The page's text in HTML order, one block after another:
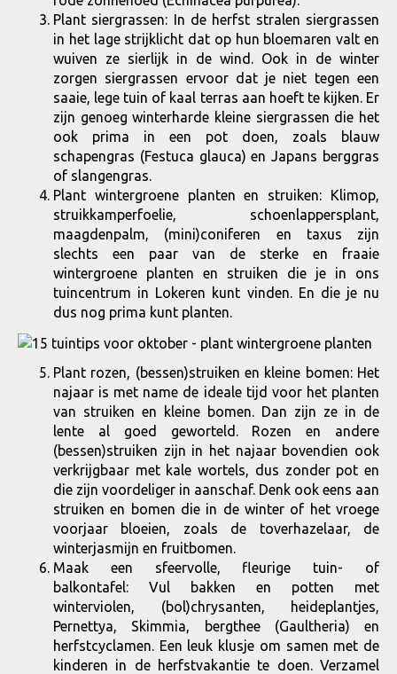
Plant siergrassen: In de herfst stralen siergrassen
in het lage strijklicht dat op hun bloemaren valt en
wuiven ze sierlijk in de wind. Ook in de winter
zorgen siergrassen ervoor dat je niet tegen een
saaie, lege tuin of kaal terras aan hoeft te kijken. Er
zijn genoeg winterharde kleine siergrassen die het
ook prima in een pot doen, zoals blauw
schapengras (Festuca glauca) en Japans berggras
of slangengras.
Plant wintergroene planten en struiken: Klimop,
struikkamperfoelie, schoenlappersplant,
maagdenpalm, (mini)coniferen en taxus zijn
slechts een paar van de sterke en fraaie
wintergroene planten en struiken die je in ons
tuincentrum in Lokeren kunt vinden. En die je nu
dus nog prima kunt planten.
Plant rozen, (bessen)struiken en kleine bomen: Het
najaar is met name de ideale tijd voor het planten
van struiken en kleine bomen. Dan zijn ze in de
lente al goed geworteld. Rozen en andere
(bessen)struiken zijn in het najaar bovendien ook
verkrijgbaar met kale wortels, dus zonder pot en
die zijn voordeliger in aanschaf. Denk ook eens aan
struiken en bomen die in de winter of het vroege
voorjaar bloeien, zoals de toverhazelaar, de
winterjasmijn en fruitbomen.
Maak een sfeervolle, fleurige tuin- of
balkontafel: Vul bakken en potten met
winterviolen, (bol)chrysanten, heideplantjes,
Pernettya, Skimmia, bergthee (Gaultheria) en
herfstcyclamen. Een leuk klusje om samen met de
kinderen in de herfstvakantie te doen. Verzamel